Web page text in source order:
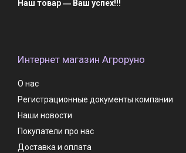
Наш товар ― Ваш успех!!!
Интернет магазин Агроруно
О нас
Регистрационные документы компании
Наши новости
Покупатели про нас
Доставка и оплата